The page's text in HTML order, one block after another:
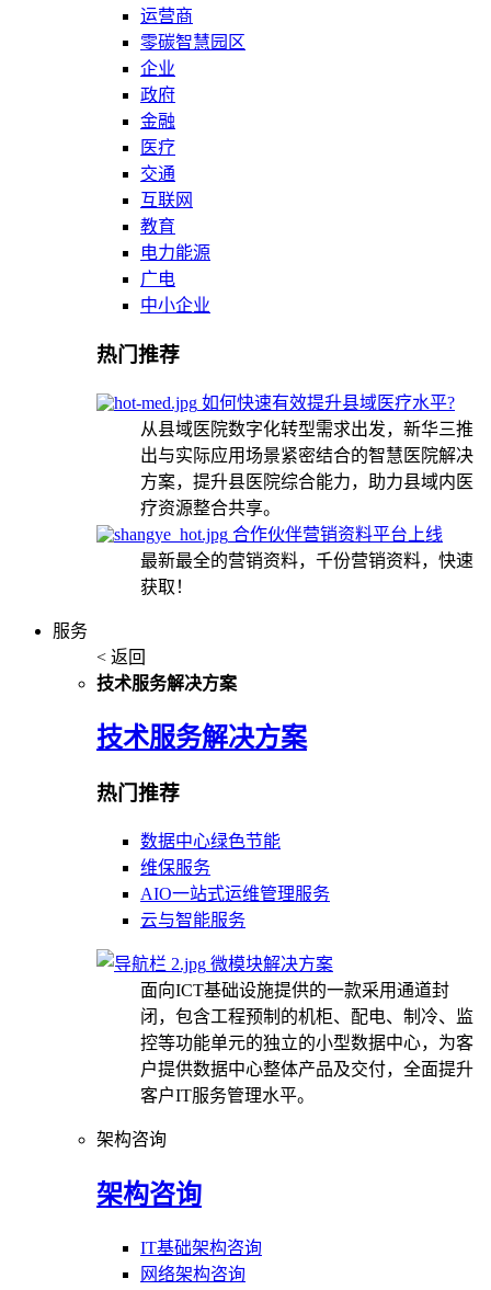
运营商
零碳智慧园区
企业
政府
金融
医疗
交通
互联网
教育
电力能源
广电
中小企业
热门推荐
如何快速有效提升县域医疗水平?
从县域医院数字化转型需求出发，新华三推
出与实际应用场景紧密结合的智慧医院解决
方案，提升县医院综合能力，助力县域内医
疗资源整合共享。
合作伙伴营销资料平台上线
最新最全的营销资料，千份营销资料，快速
获取！
服务
< 返回
技术服务解决方案
技术服务解决方案
热门推荐
数据中心绿色节能
维保服务
AIO一站式运维管理服务
云与智能服务
微模块解决方案
面向ICT基础设施提供的一款采用通道封
闭，包含工程预制的机柜、配电、制冷、监
控等功能单元的独立的小型数据中心，为客
户提供数据中心整体产品及交付，全面提升
客户IT服务管理水平。
架构咨询
架构咨询
IT基础架构咨询
网络架构咨询